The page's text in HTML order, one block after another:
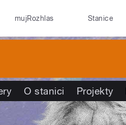
mujRozhlas Stanice
O stanici Projekty